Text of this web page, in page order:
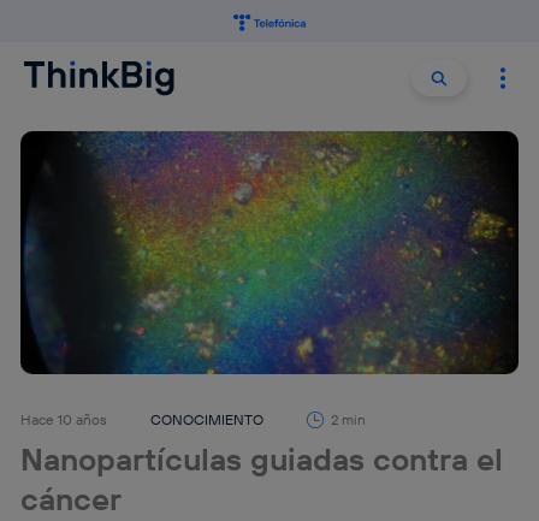
Buscar
Hace 10 años CONOCIMIENTO 2 min
Nanopartículas guiadas contra el
cáncer